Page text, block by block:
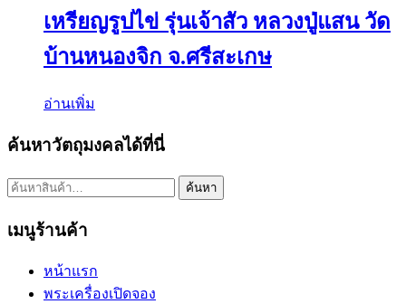
เหรียญรูปไข่ รุ่นเจ้าสัว หลวงปู่แสน วัด
บ้านหนองจิก จ.ศรีสะเกษ
อ่านเพิ่ม
ค้นหาวัตถุมงคลได้ที่นี่
ค้นหา: ค้นหา
เมนูร้านค้า
หน้าแรก
พระเครื่องเปิดจอง